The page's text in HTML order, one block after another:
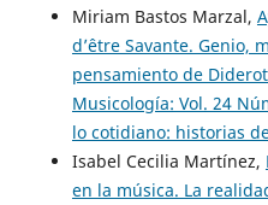
Miriam Bastos Marzal,
d’être Savante. Genio,
pensamiento de Diderot
Musicología: Vol. 24
lo cotidiano: historias
Isabel Cecilia Martínez,
en la música. La